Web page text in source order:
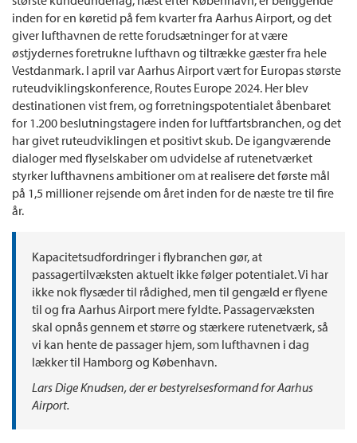
inden for en køretid på fem kvarter fra Aarhus Airport, og det
giver lufthavnen de rette forudsætninger for at være
østjydernes foretrukne lufthavn og tiltrække gæster fra hele
Vestdanmark. I april var Aarhus Airport vært for Europas største
ruteudviklingskonference, Routes Europe 2024. Her blev
destinationen vist frem, og forretningspotentialet åbenbaret
for 1.200 beslutningstagere inden for luftfartsbranchen, og det
har givet ruteudviklingen et positivt skub. De igangværende
dialoger med flyselskaber om udvidelse af rutenetværket
styrker lufthavnens ambitioner om at realisere det første mål
på 1,5 millioner rejsende om året inden for de næste tre til fire
år.
Kapacitetsudfordringer i flybranchen gør, at
passagertilvæksten aktuelt ikke følger potentialet. Vi har
ikke nok flysæder til rådighed, men til gengæld er flyene
til og fra Aarhus Airport mere fyldte. Passagervæksten
skal opnås gennem et større og stærkere rutenetværk, så
vi kan hente de passager hjem, som lufthavnen i dag
lækker til Hamborg og København.
Lars Dige Knudsen, der er bestyrelsesformand for Aarhus
Airport.